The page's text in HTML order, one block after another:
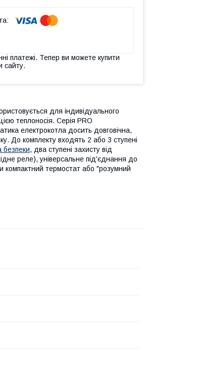
платежі. Тепер ви можете купити
сайту.
для індивідуального
теплоносія. Серія PRO
електрокотла досить довговічна,
До комплекту входять 2 або 3 ступені
безпеки, два ступені захисту від
реле), універсальне під'єднання до
компактний термостат або "розумний